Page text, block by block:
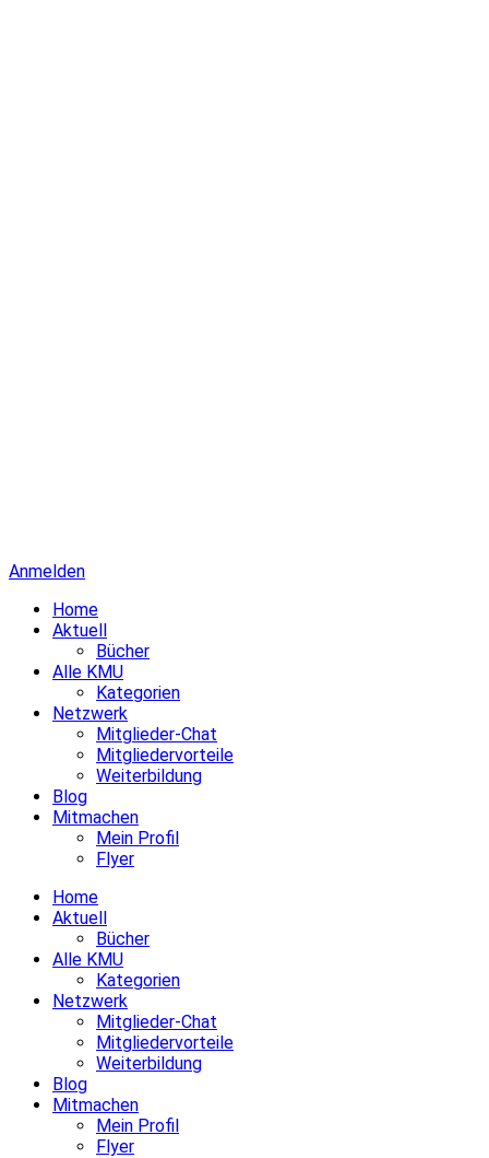
Anmelden
Home
Aktuell
Bücher
Alle KMU
Kategorien
Netzwerk
Mitglieder-Chat
Mitgliedervorteile
Weiterbildung
Blog
Mitmachen
Mein Profil
Flyer
Home
Aktuell
Bücher
Alle KMU
Kategorien
Netzwerk
Mitglieder-Chat
Mitgliedervorteile
Weiterbildung
Blog
Mitmachen
Mein Profil
Flyer